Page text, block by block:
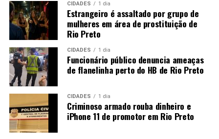
CIDADES 1 dia
Estrangeiro é assaltado por grupo de
mulheres em área de prostituição de
Rio Preto
CIDADES 1 dia
Funcionário público denuncia ameaças
de flanelinha perto do HB de Rio Preto
CIDADES 1 dia
Criminoso armado rouba dinheiro e
iPhone 11 de promotor em Rio Preto